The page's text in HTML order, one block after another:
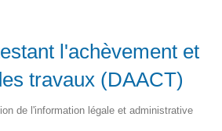
l'achèvement et
travaux (DAACT)
de l'information légale et administrative